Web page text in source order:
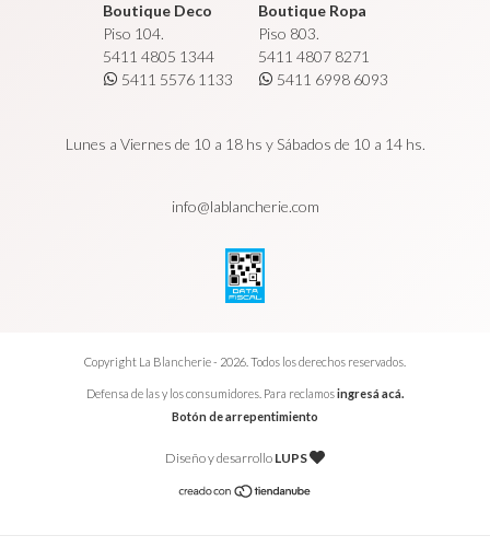
Boutique Deco
Piso 104.
5411 4805 1344
5411 5576 1133
Boutique Ropa
Piso 803.
5411 4807 8271
5411 6998 6093
Lunes a Viernes de 10 a 18 hs y Sábados de 10 a 14 hs.
info@lablancherie.com
Copyright La Blancherie - 2026. Todos los derechos reservados.
Defensa de las y los consumidores. Para reclamosingresá acá.
Botón de arrepentimiento
Diseño y desarrollo LUPS